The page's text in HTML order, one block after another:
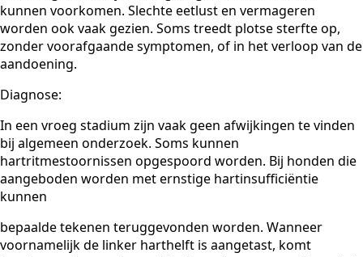
kunnen voorkomen. Slechte eetlust en vermageren
worden ook vaak gezien. Soms treedt plotse sterfte op,
zonder voorafgaande symptomen, of in het verloop van de
aandoening.
Diagnose:
In een vroeg stadium zijn vaak geen afwijkingen te vinden
bij algemeen onderzoek. Soms kunnen
hartritmestoornissen opgespoord worden. Bij honden die
aangeboden worden met ernstige hartinsufficiëntie
kunnen
bepaalde tekenen teruggevonden worden. Wanneer
voornamelijk de linker harthelft is aangetast, komt